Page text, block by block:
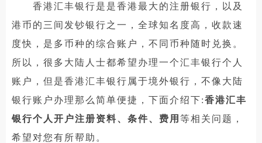
香港汇丰银行是是香港最大的注册银行，以及
港币的三间发钞银行之一，全球知名度高，收款速
度快，是多币种的综合账户，不同币种随时兑换。
所以，很多大陆人士都希望办理一个汇丰银行个人
账户，但是香港汇丰银行属于境外银行，不像大陆
银行账户办理那么简单便捷，下面介绍下:香港汇丰
银行个人开户注册资料、条件、费用 等相关问题，
希望对您有所帮助。